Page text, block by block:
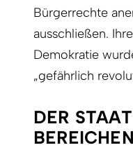
Bürgerrechte
ausschließen.
Demokratie
„gefährlich
DER